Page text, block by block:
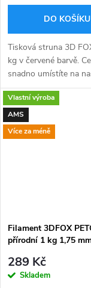
DO KOŠÍKU
Tisková struna 3D
kg v červené barvě.
snadno umístíte na
tištěnou 3D FOX refill
kompatibilní s AMS
Dodáváno v
Vlastní výroba
AMS
Více za méně
Filament 3DFOX
přírodní 1 kg 1,75
289 Kč
Skladem